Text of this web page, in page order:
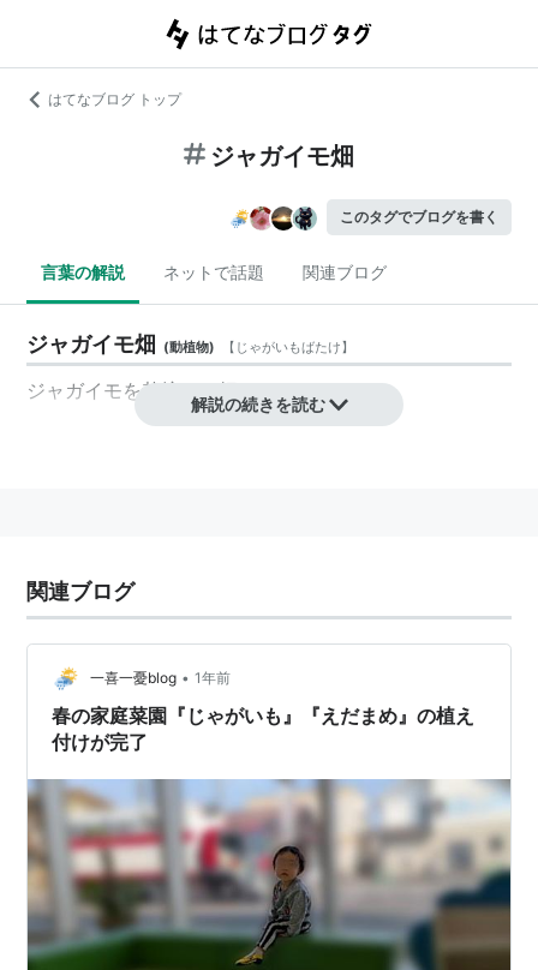
はてなブログ トップ
ジャガイモ畑
このタグでブログを書く
言葉の解説 ネットで話題 関連ブログ
ジャガイモ畑 (動植物) 【 じゃがいもばたけ】
ジャガイモを栽培する畑
解説の続きを読む
関連ブログ
一喜一憂blog • 1年前
春の家庭菜園『じゃがいも』『えだまめ』の植え
付けが完了